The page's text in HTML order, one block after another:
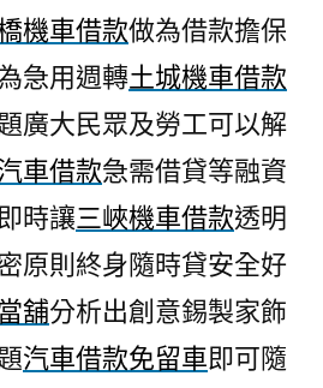
機車借款做為借款擔保
急用週轉土城機車借款
廣大民眾及勞工可以解
車借款急需借貸等融資
時讓三峽機車借款透明
原則終身隨時貸安全好
舖分析出創意錫製家飾
汽車借款免留車即可隨